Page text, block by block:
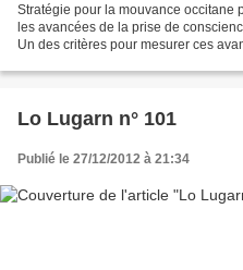
Stratégie pour la mouvance occitane
les avancées de la prise de
Un des critères pour mesurer ces
Lo Lugarn n° 101
Publié le 27/12/2012 à 21:34